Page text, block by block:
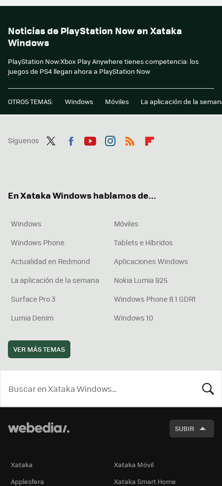
Noticias de PlayStation Now en Xataka
Windows
PlayStation Now:Xbox Play Anywhere tienes competencia: los
juegos de PS4 llegan ahora a PlayStation Now
OTROS TEMAS: Windows Móviles La aplicación de la
Síguenos
En Xataka Windows hablamos de...
Windows
Móviles
Windows Phone
Tablets e Híbridos
Actualidad en Redmond
Aplicaciones Windows
La aplicación de la semana
Nokia Lumia 925
Surface Pro 3
Windows Phone 8.1 GDR1
Lumia Denim
Windows 10
VER MÁS TEMAS
SUBIR
Xataka
Xataka Móvil
Applesfera
Xataka Smart Home